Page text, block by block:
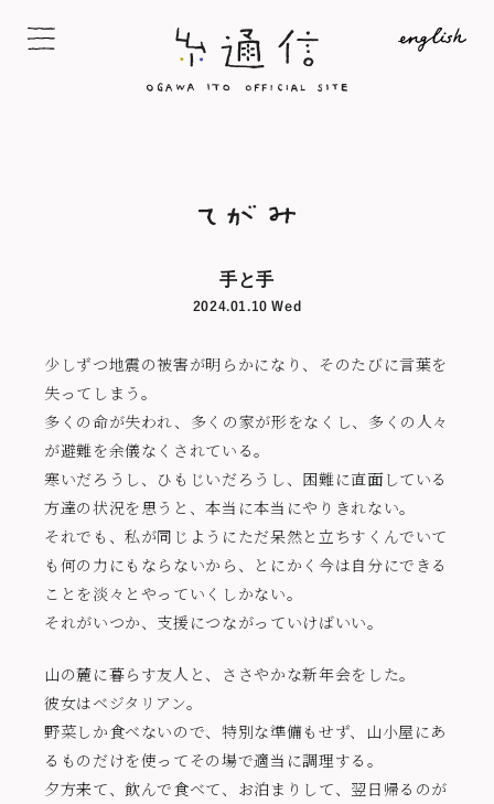
手と手
2024.01.10 Wed
少しずつ地震の被害が明らかになり、そのたびに言葉を
失ってしまう。
多くの命が失われ、多くの家が形をなくし、多くの人々
が避難を余儀なくされている。
寒いだろうし、ひもじいだろうし、困難に直面している
方達の状況を思うと、本当に本当にやりきれない。
それでも、私が同じようにただ呆然と立ちすくんでいて
も何の力にもならないから、とにかく今は自分にできる
ことを淡々とやっていくしかない。
それがいつか、支援につながっていけばいい。
山の麓に暮らす友人と、ささやかな新年会をした。
彼女はベジタリアン。
野菜しか食べないので、特別な準備もせず、山小屋にあ
るものだけを使ってその場で適当に調理する。
夕方来て、飲んで食べて、お泊まりして、翌日帰るのが